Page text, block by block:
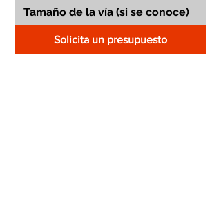
Solicita un presupuesto